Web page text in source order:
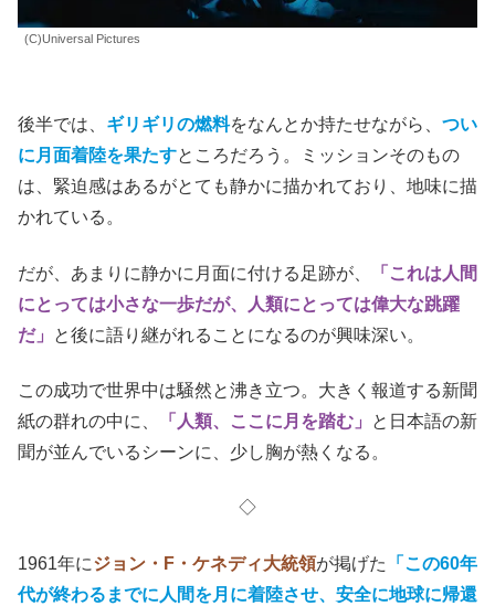
(C)Universal Pictures
後半では、 ギリギリの燃料をなんとか持たせながら、 つい
に月面着陸を果たすところだろう。ミッションそのもの
は、緊迫感はあるがとても静かに描かれており、地味に描
かれている。
だが、あまりに静かに月面に付ける足跡が、
「これは人間
にとっては小さな一歩だが、人類にとっては偉大な跳躍
だ」
と後に語り継がれることになるのが興味深い。
この成功で世界中は騒然と沸き立つ。大きく報道する新聞
紙の群れの中に、
「人類、ここに月を踏む」
と日本語の新
聞が並んでいるシーンに、少し胸が熱くなる。
◇
1961年にジョン・F・ケネディ大統領が掲げた
「この60年
代が終わるまでに人間を月に着陸させ、安全に地球に帰還